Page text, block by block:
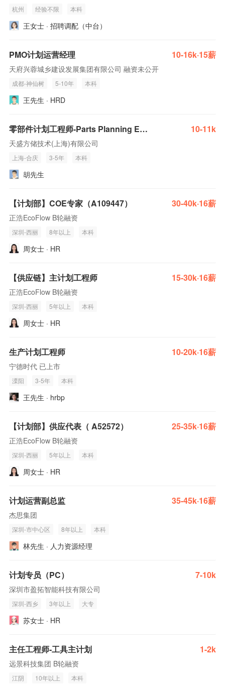
杭州 经验不限 本科
王女士 · 招聘调配（中台）
PMO计划运营经理 10-16k·15薪
天府兴蓉城乡建设发展集团有限公司 融资未公开
成都-神仙树 5-10年 本科
王先生 · HRD
零部件计划工程师-Parts Planning Engineer 10-11k
天盛方储技术(上海)有限公司
上海-合庆 3-5年 本科
胡先生
【计划部】COE专家（A109447） 30-40k·16薪
正浩EcoFlow B轮融资
深圳-西丽 8年以上 本科
周女士 · HR
【供应链】主计划工程师 15-30k·16薪
正浩EcoFlow B轮融资
深圳-西丽 5年以上 本科
周女士 · HR
生产计划工程师 10-20k·16薪
宁德时代 已上市
溧阳 3-5年 本科
王先生 · hrbp
【计划部】供应代表（ A52572） 25-35k·16薪
正浩EcoFlow B轮融资
深圳-西丽 5年以上 本科
周女士 · HR
计划运营副总监 35-45k·16薪
杰思集团
深圳-市中心区 8年以上 本科
林先生 · 人力资源经理
计划专员（PC） 7-10k
深圳市盈拓智能科技有限公司
深圳-西乡 3年以上 大专
苏女士 · HR
主任工程师-工具主计划 1-2k
远景科技集团 B轮融资
江阴 10年以上 本科